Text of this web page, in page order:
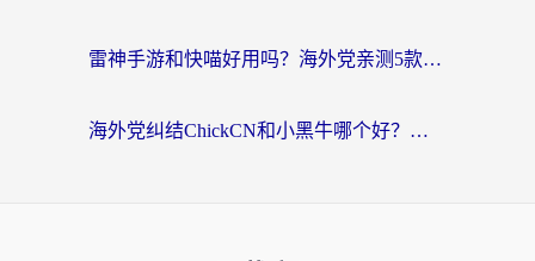
雷神手游和快喵好用吗？海外党亲测5款回国加速器，附斧牛Bling对比+微信视频号解决办法
海外党纠结ChickCN和小黑牛哪个好？一篇帮你选对回国加速器的实用指南